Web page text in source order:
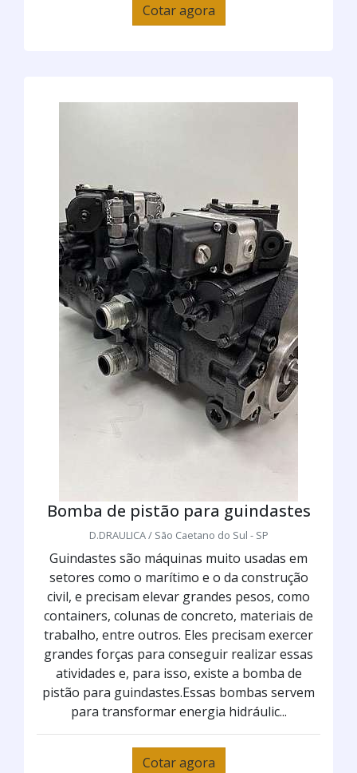
Cotar agora
Bomba de pistão para guindastes
D.DRAULICA / São Caetano do Sul - SP
Guindastes são máquinas muito usadas em
setores como o marítimo e o da construção
civil, e precisam elevar grandes pesos, como
containers, colunas de concreto, materiais de
trabalho, entre outros. Eles precisam exercer
grandes forças para conseguir realizar essas
atividades e, para isso, existe a bomba de
pistão para guindastes.Essas bombas servem
para transformar energia hidráulic...
Cotar agora